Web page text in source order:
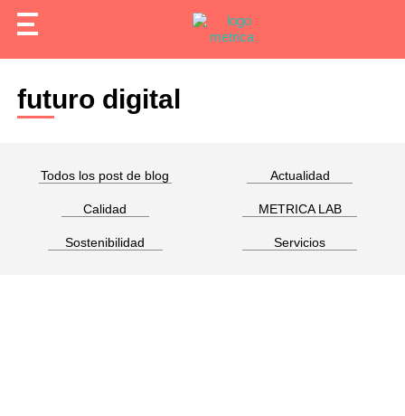
futuro digital
Todos los post de blog Actualidad
Calidad METRICA LAB
Sostenibilidad Servicios